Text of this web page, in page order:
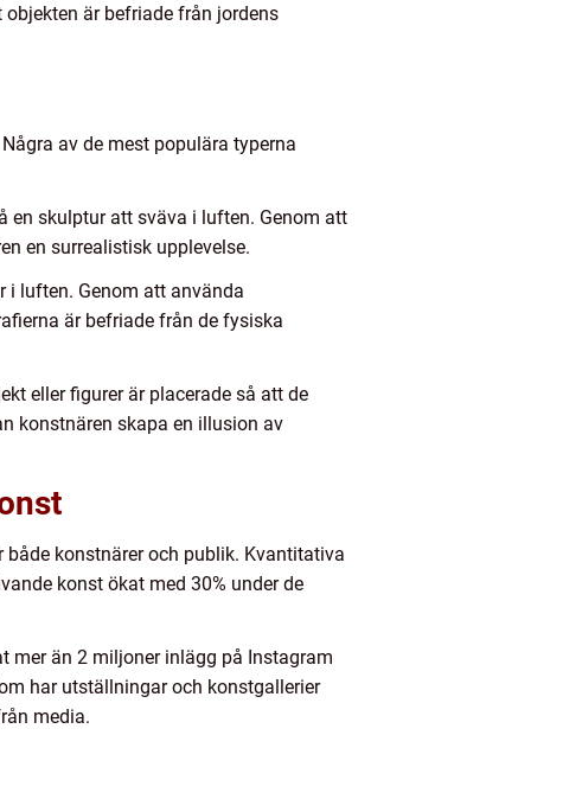
är befriade från jordens
av de mest populära typerna
en skulptur att sväva i luften. Genom att
en surrealistisk upplevelse.
i luften. Genom att använda
är befriade från de fysiska
eller figurer är placerade så att de
konstnären skapa en illusion av
konstnärer och publik. Kvantitativa
konst ökat med 30% under de
mer än 2 miljoner inlägg på Instagram
har utställningar och konstgallerier
media.